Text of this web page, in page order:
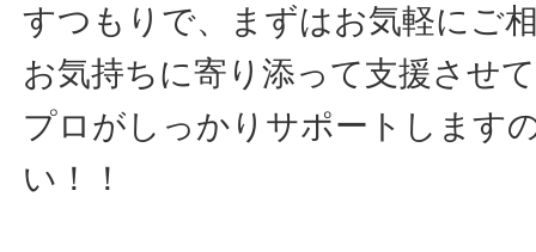
すつもりで、まずはお気軽にご
お気持ちに寄り添って支援させ
プロがしっかりサポートします
い！！